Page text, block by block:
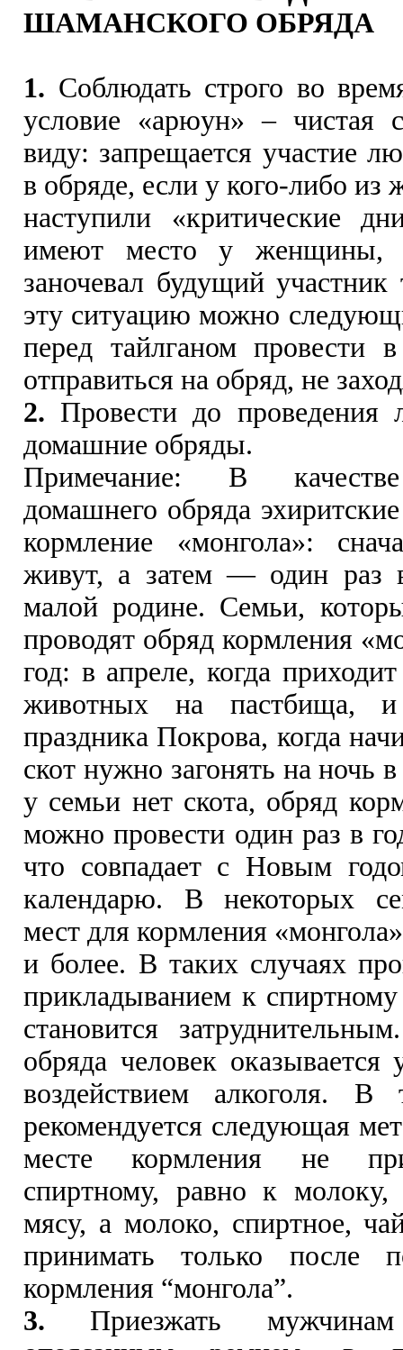
ШАМАНСКОГО ОБРЯДА
1. Соблюдать строго во
условие «арюун» – чистая
виду: запрещается участие
в обряде, если у кого-либо из
наступили «критические
имеют место у женщины,
заночевал будущий участник
эту ситуацию можно
перед тайлганом провести
отправиться на обряд, не
2. Провести до проведения
домашние обряды.
Примечание: В качестве
домашнего обряда
кормление «монгола»:
живут, а затем — один
малой родине. Семьи,
проводят обряд кормления
год: в апреле, когда
животных на пастбища,
праздника Покрова, когда
скот нужно загонять на ночь
у семьи нет скота, обряд
можно провести один раз в
что совпадает с Новым
календарю. В некоторых
мест для кормления
и более. В таких случаях
прикладыванием к
становится
обряда человек
воздействием алкоголя. В
рекомендуется следующая
месте кормления не
спиртному, равно к
мясу, а молоко, спиртное,
принимать только после
кормления “монгола”.
3. Приезжать